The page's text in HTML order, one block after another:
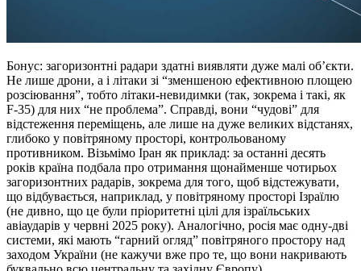
Бонус: загоризонтні радари здатні виявляти дуже малі об’єкти.
Не лише дрони, а і літаки зі “зменшеною ефективною площею
розсіювання”, тобто літаки-невидимки (так, зокрема і такі, як
F-35) для них “не проблема”. Справді, вони “чудові” для
відстеження переміщень, але лише на дуже великих відстанях,
глибоко у повітряному просторі, контрольованому
противником. Візьмімо Іран як приклад: за останні десять
років країна подбала про отримання щонайменше чотирьох
загоризонтних радарів, зокрема для того, щоб відстежувати,
що відбувається, наприклад, у повітряному просторі Ізраїлю
(не дивно, що це були пріоритетні цілі для ізраїльських
авіаударів у червні 2025 року). Аналогічно, росія має одну-дві
системи, які мають “гарний огляд” повітряного простору над
заходом України (не кажучи вже про те, що вони накривають